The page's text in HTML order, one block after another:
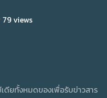
79 views
ดียทั้งหมดของเพื่อรับข่าวสาร